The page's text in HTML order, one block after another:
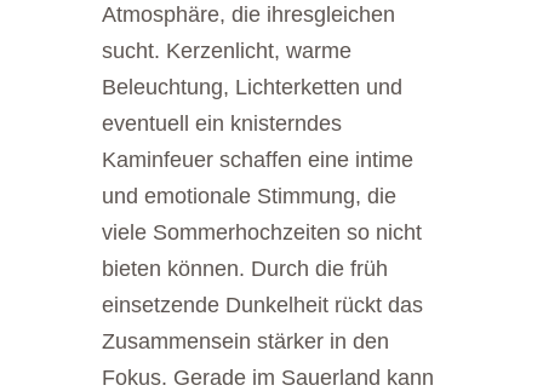
Atmosphäre, die ihresgleichen
sucht. Kerzenlicht, warme
Beleuchtung, Lichterketten und
eventuell ein knisterndes
Kaminfeuer schaffen eine intime
und emotionale Stimmung, die
viele Sommerhochzeiten so nicht
bieten können. Durch die früh
einsetzende Dunkelheit rückt das
Zusammensein stärker in den
Fokus. Gerade im Sauerland kann